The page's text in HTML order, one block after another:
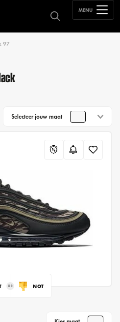
MENU
97
Selecteer jouw maat
NOT